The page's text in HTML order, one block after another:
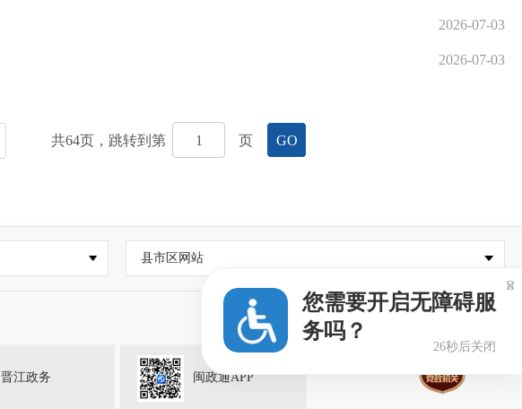
2026-07-03
2026-07-03
共64页，跳转到第 页 GO
县市区网站
晋江政务 闽政通APP
您需要开启无障碍服
务吗？
26秒后关闭
